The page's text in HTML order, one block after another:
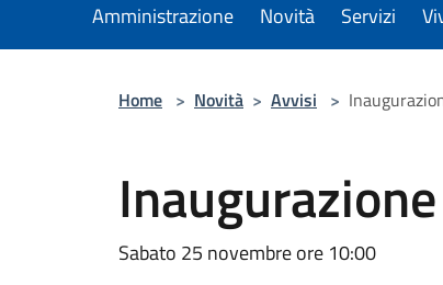
Amministrazione Novità Servizi
Home > Novità > Avvisi >
Sabato 25 novembre ore 10:00